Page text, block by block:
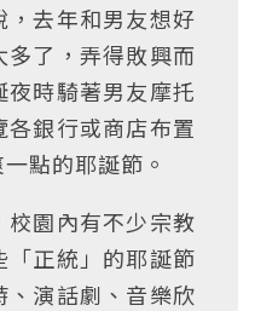
去年和男友想好
了，弄得敗興而
時騎著男友摩托
銀行或商店布置
點的耶誕節。
園內有不少宗教
正統」的耶誕節
演話劇、音樂欣